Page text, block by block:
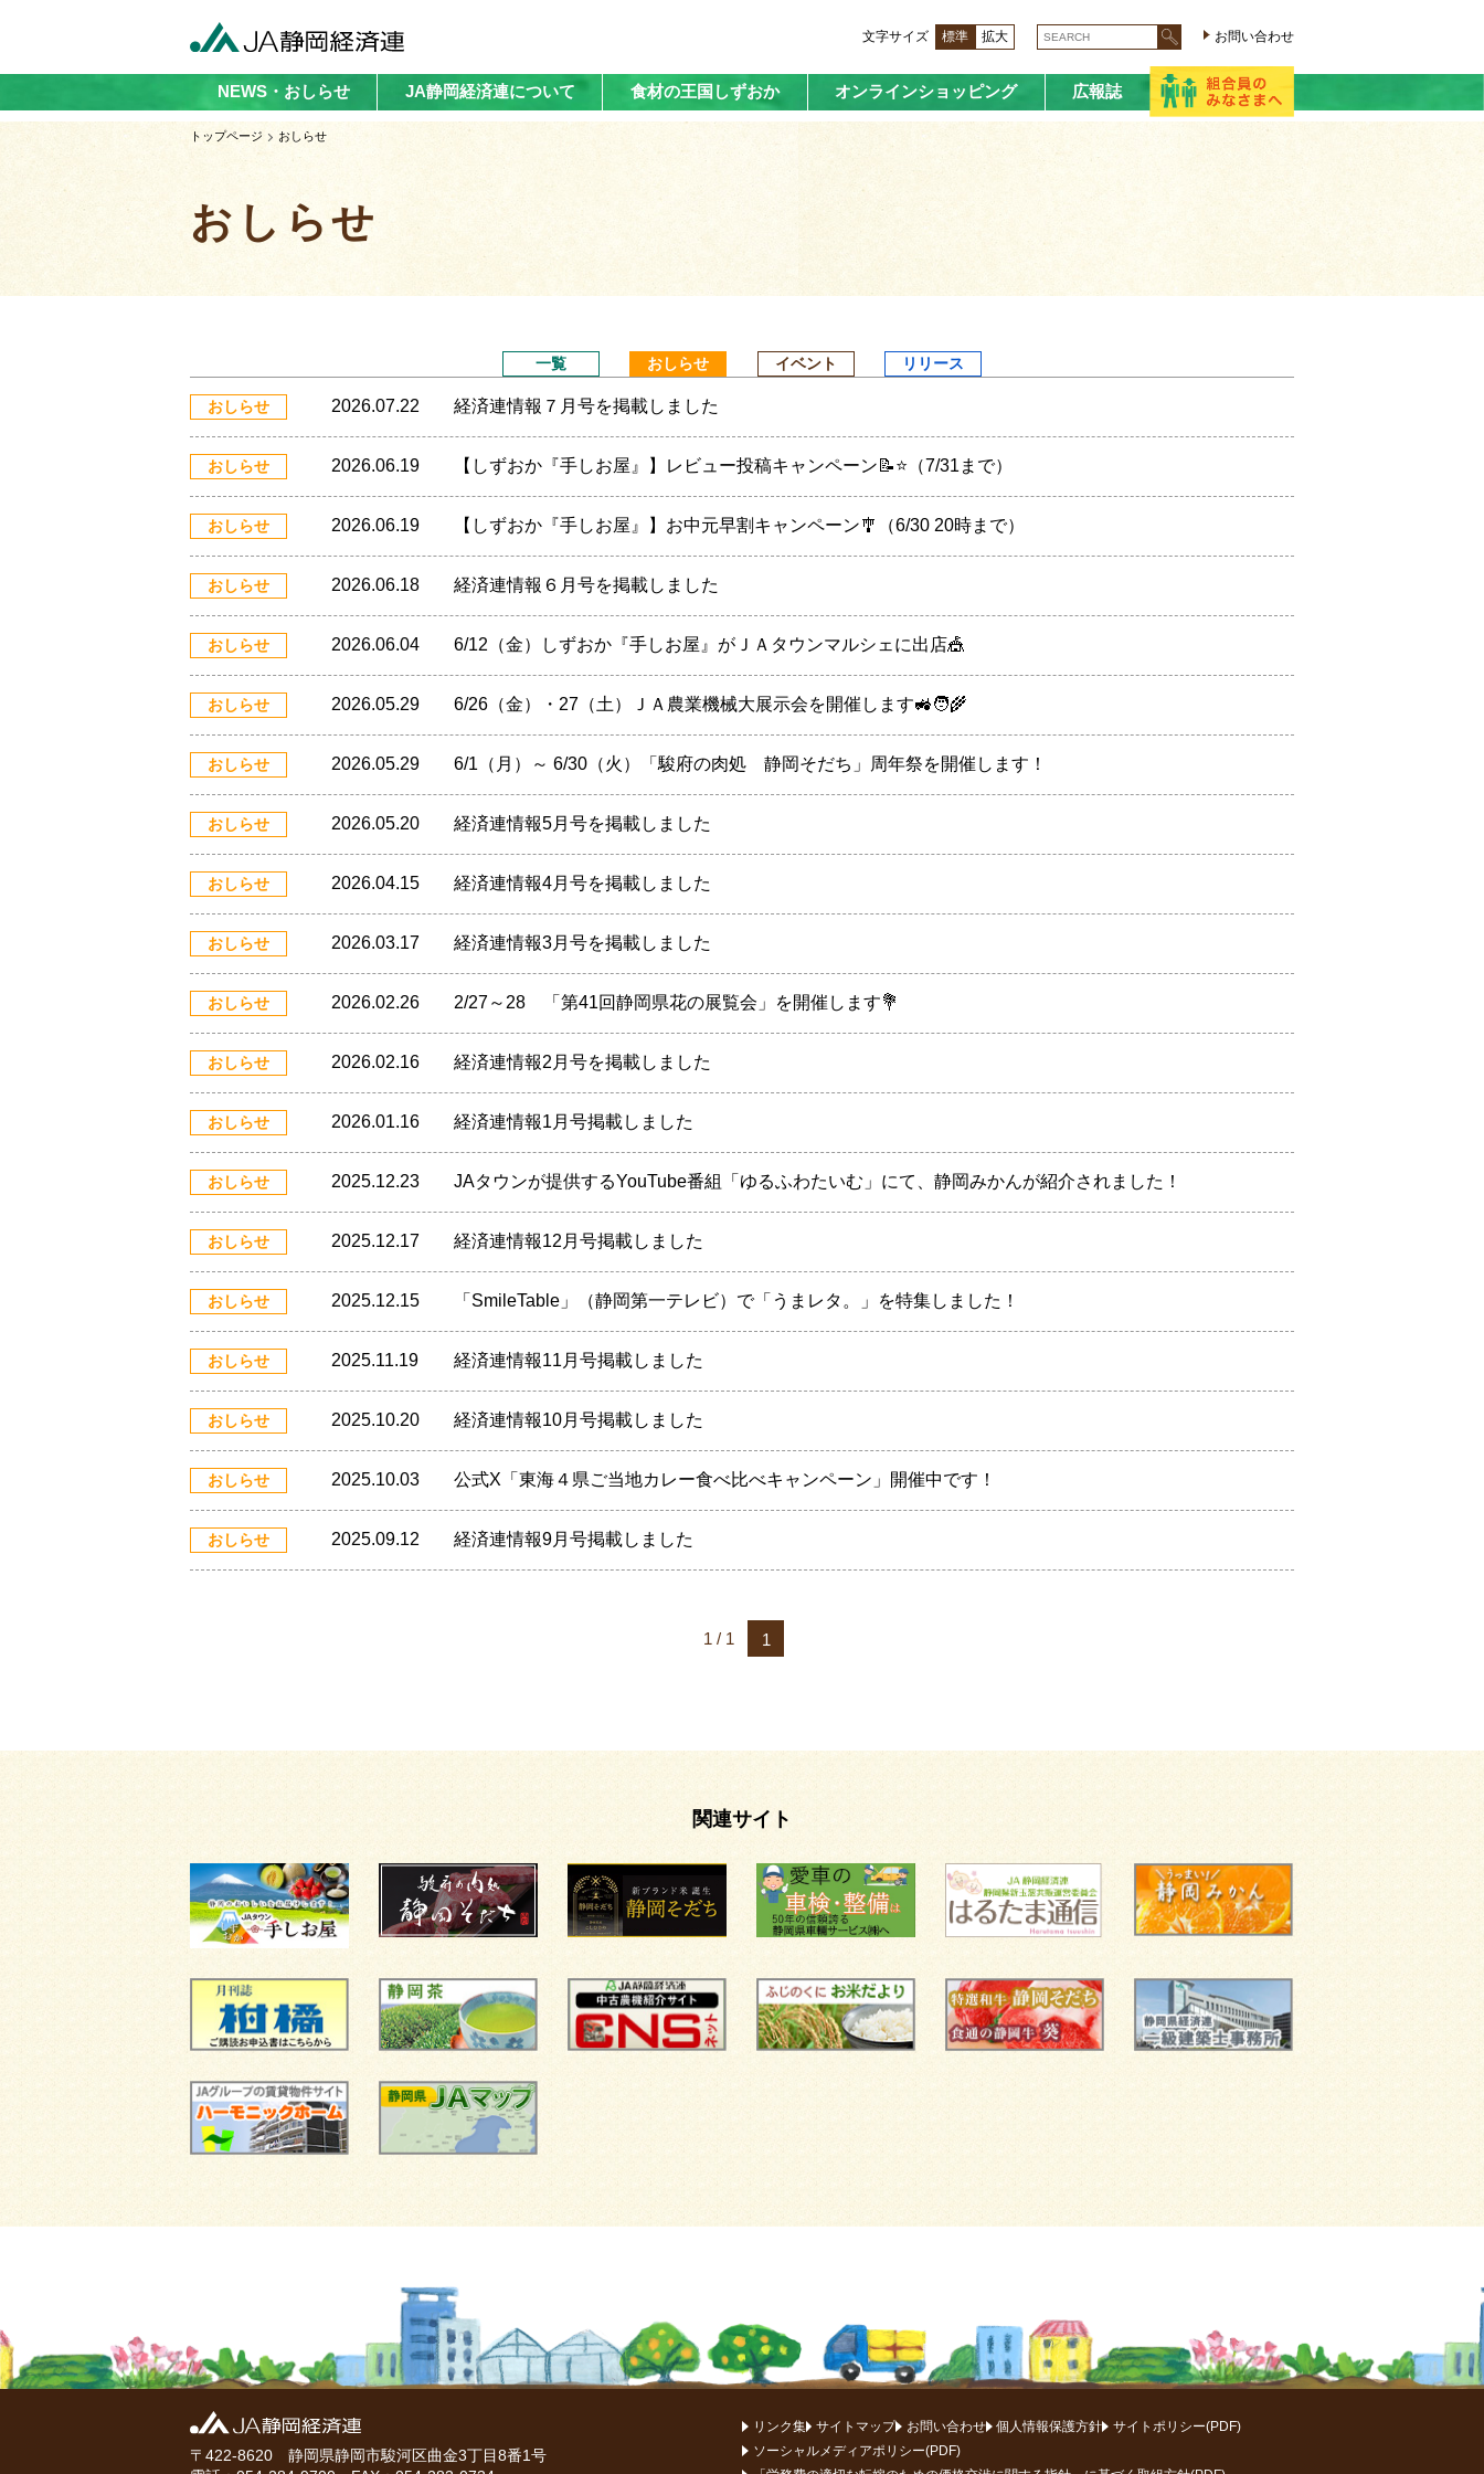
文字サイズ 標準 拡大 お問い合わせ
NEWS・おしらせ JA静岡経済連について 食材の王国しずおか オンラインショッピング 広報誌
トップページ おしらせ
おしらせ
一覧 おしらせ イベント リリース
おしらせ 2026.07.22 経済連情報７月号を掲載しました
おしらせ 2026.06.19 【しずおか『手しお屋』】レビュー投稿キャンペーン📝⭐（7/31まで）
おしらせ 2026.06.19 【しずおか『手しお屋』】お中元早割キャンペーン🎐（6/30 20時まで）
おしらせ 2026.06.18 経済連情報６月号を掲載しました
おしらせ 2026.06.04 6/12（金）しずおか『手しお屋』がＪＡタウンマルシェに出店🎪
おしらせ 2026.05.29 6/26（金）・27（土）ＪＡ農業機械大展示会を開催します🚜🧑‍🌾
おしらせ 2026.05.29 6/1（月）～ 6/30（火）「駿府の肉処 静岡そだち」周年祭を開催します！
おしらせ 2026.05.20 経済連情報5月号を掲載しました
おしらせ 2026.04.15 経済連情報4月号を掲載しました
おしらせ 2026.03.17 経済連情報3月号を掲載しました
おしらせ 2026.02.26 2/27～28 「第41回静岡県花の展覧会」を開催します💐
おしらせ 2026.02.16 経済連情報2月号を掲載しました
おしらせ 2026.01.16 経済連情報1月号掲載しました
おしらせ 2025.12.23 JAタウンが提供するYouTube番組「ゆるふわたいむ」にて、静岡みかんが紹介されました！
おしらせ 2025.12.17 経済連情報12月号掲載しました
おしらせ 2025.12.15 「SmileTable」（静岡第一テレビ）で「うまレタ。」を特集しました！
おしらせ 2025.11.19 経済連情報11月号掲載しました
おしらせ 2025.10.20 経済連情報10月号掲載しました
おしらせ 2025.10.03 公式X「東海４県ご当地カレー食べ比べキャンペーン」開催中です！
おしらせ 2025.09.12 経済連情報9月号掲載しました
1 / 1 1
関連サイト
リンク集 サイトマップ お問い合わせ 個人情報保護方針
サイトポリシー(PDF)
ソーシャルメディアポリシー(PDF)
〒422-8620 静岡県静岡市駿河区曲金3丁目8番1号